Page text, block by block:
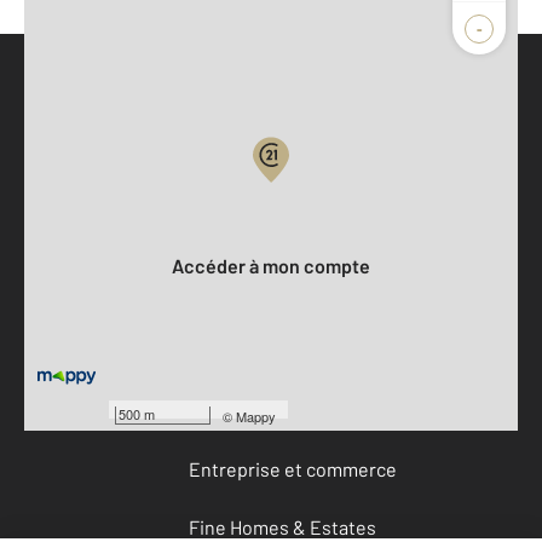
-
500 m ©Mappy
Accéder à mon compte
Devenir franchisé
Entreprise et commerce
Fine Homes & Estates